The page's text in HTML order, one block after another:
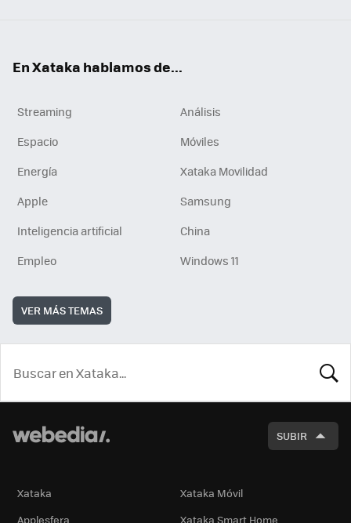
En Xataka hablamos de...
Streaming
Análisis
Espacio
Móviles
Energía
Xataka Movilidad
Apple
Samsung
Inteligencia artificial
China
Empleo
Windows 11
VER MÁS TEMAS
SUBIR
Xataka
Xataka Móvil
Applesfera
Xataka Smart Home